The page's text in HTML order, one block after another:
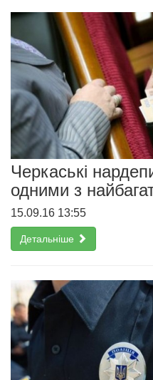
Черкаські
одними з
15.09.16 13:55
Детальніше